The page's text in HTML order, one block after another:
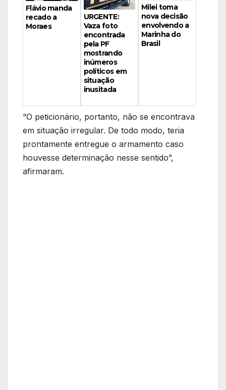
Flávio manda
recado a
Moraes
URGENTE:
Vaza foto
encontrada
pela PF
mostrando
inúmeros
políticos em
situação
inusitada
Milei toma
nova decisão
envolvendo a
Marinha do
Brasil
“O peticionário, portanto, não se encontrava
em situação irregular. De todo modo, teria
prontamente entregue o armamento caso
houvesse determinação nesse sentido”,
afirmaram.